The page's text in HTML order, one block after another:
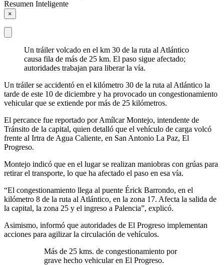
Resumen Inteligente
×
Un tráiler volcado en el km 30 de la ruta al Atlántico
causa fila de más de 25 km. El paso sigue afectado;
autoridades trabajan para liberar la vía.
Un tráiler se accidentó en el kilómetro 30 de la ruta al Atlántico la
tarde de este 10 de diciembre y ha provocado un congestionamiento
vehicular que se extiende por más de 25 kilómetros.
El percance fue reportado por Amílcar Montejo, intendente de
Tránsito de la capital, quien detalló que el vehículo de carga volcó
frente al Irtra de Agua Caliente, en San Antonio La Paz, El
Progreso.
Montejo indicó que en el lugar se realizan maniobras con grúas para
retirar el transporte, lo que ha afectado el paso en esa vía.
“El congestionamiento llega al puente Érick Barrondo, en el
kilómetro 8 de la ruta al Atlántico, en la zona 17. Afecta la salida de
la capital, la zona 25 y el ingreso a Palencia”, explicó.
Asimismo, informó que autoridades de El Progreso implementan
acciones para agilizar la circulación de vehículos.
Más de 25 kms. de congestionamiento por
grave hecho vehicular en El Progreso.